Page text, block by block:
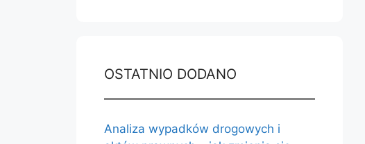
OSTATNIO DODANO
Analiza wypadków drogowych i